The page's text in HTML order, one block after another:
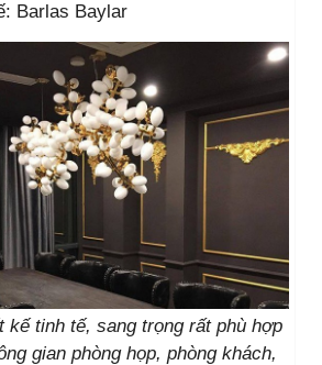
Barlas Baylar
kế tinh tế, sang trọng rất phù hợp
gian phòng họp, phòng khách,